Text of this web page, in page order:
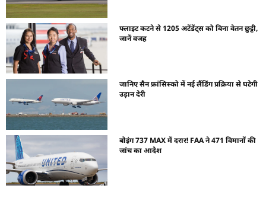
फ्लाइट कटने से 1205 अटेंडेंट्स को बिना वेतन छुट्टी,
जानें वजह
जानिए सैन फ्रांसिस्को में नई लैंडिंग प्रक्रिया से घटेगी
उड़ान देरी
बोइंग 737 MAX में दरार! FAA ने 471 विमानों की
जांच का आदेश